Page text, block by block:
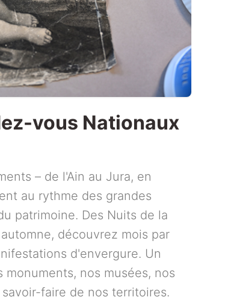
vous Nationaux
– de l'Ain au Jura, en
au rythme des grandes
patrimoine. Des Nuits de la
découvrez mois par
d'envergure. Un
nos musées, nos
faire de nos territoires.